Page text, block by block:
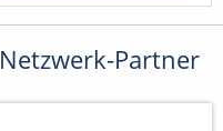
Netzwerk-Partner